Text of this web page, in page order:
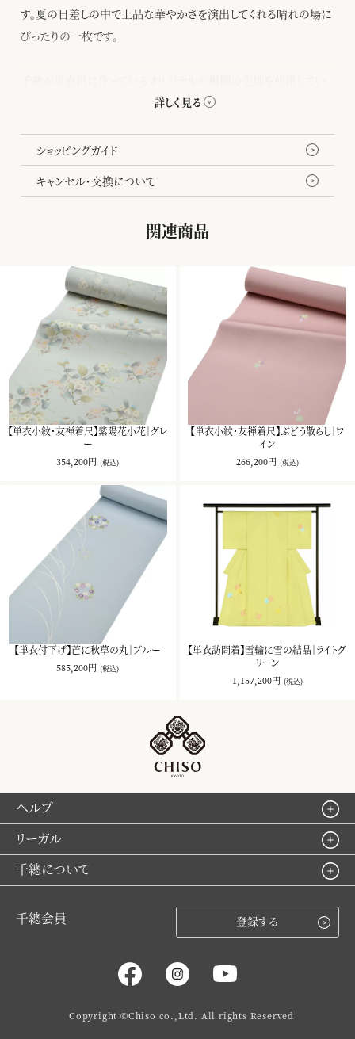
す。夏の日差しの中で上品な華やかさを演出してくれる晴れの場に
ぴったりの一枚です。
ます。柔らかく、しなやかな風合いと楊柳の特徴的な「しぼ」は、軽や
ショッピングガイド
キャンセル・交換について
関連商品
【単衣小紋・友禅着尺】紫陽花小花｜グレ
ー
354,200円 (税込)
【単衣小紋・友禅着尺】ぶどう散らし｜ワ
イン
266,200円 (税込)
【単衣付下げ】芒に秋草の丸｜ブルー
585,200円 (税込)
【単衣訪問着】雪輪に雪の結晶｜ライトグ
リーン
1,157,200円 (税込)
ヘルプ
リーガル
千總について
千總会員 登録する
Copyright ©Chiso co.,Ltd. All rights Reserved